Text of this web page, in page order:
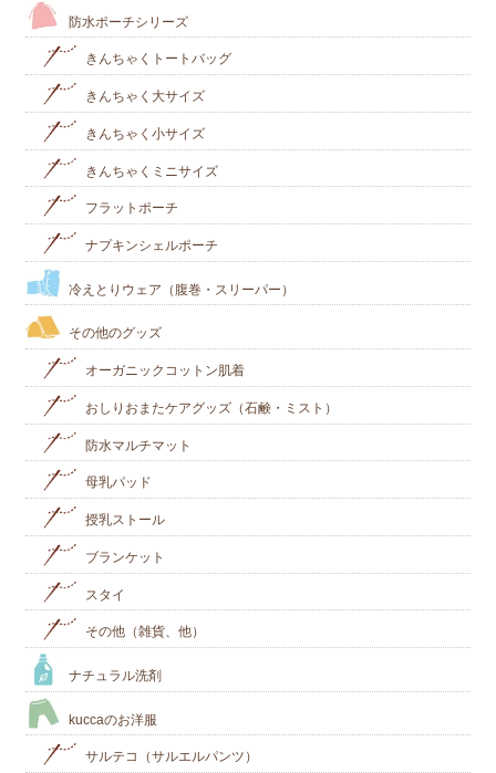
防水ポーチシリーズ
きんちゃくトートバッグ
きんちゃく大サイズ
きんちゃく小サイズ
きんちゃくミニサイズ
フラットポーチ
ナプキンシェルポーチ
冷えとりウェア（腹巻・スリーパー）
その他のグッズ
オーガニックコットン肌着
おしりおまたケアグッズ（石鹸・ミスト）
防水マルチマット
母乳パッド
授乳ストール
ブランケット
スタイ
その他（雑貨、他）
ナチュラル洗剤
kuccaのお洋服
サルテコ（サルエルパンツ）